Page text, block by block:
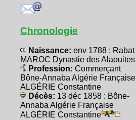
Chronologie
Naissance: env 1788 : Rabat
MAROC Dynastie des Alaouites
Profession: Commerçant
Bône-Annaba Algérie Française
ALGÉRIE Constantine
Décès: 13 déc 1858 : Bône-
Annaba Algérie Française
ALGÉRIE Constantine